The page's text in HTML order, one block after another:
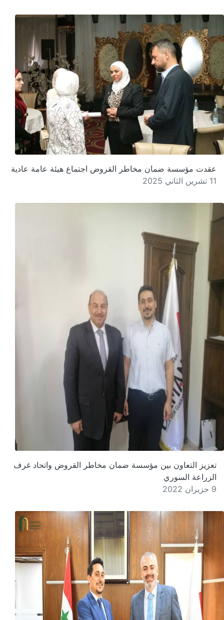
عقدت مؤسسة ضمان مخاطر القروض اجتماع هيئة عامة عادية
11 تشرين الثاني 2025
تعزيز التعاون بين مؤسسة ضمان مخاطر القروض واتحاد غرف
الزراعة السوري
9 حزيران 2022